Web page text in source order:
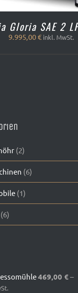
Gloria SAE 2
9.995,00€ inkl. MwSt.
(2)
(6)
(1)
(6)
469,00 €–